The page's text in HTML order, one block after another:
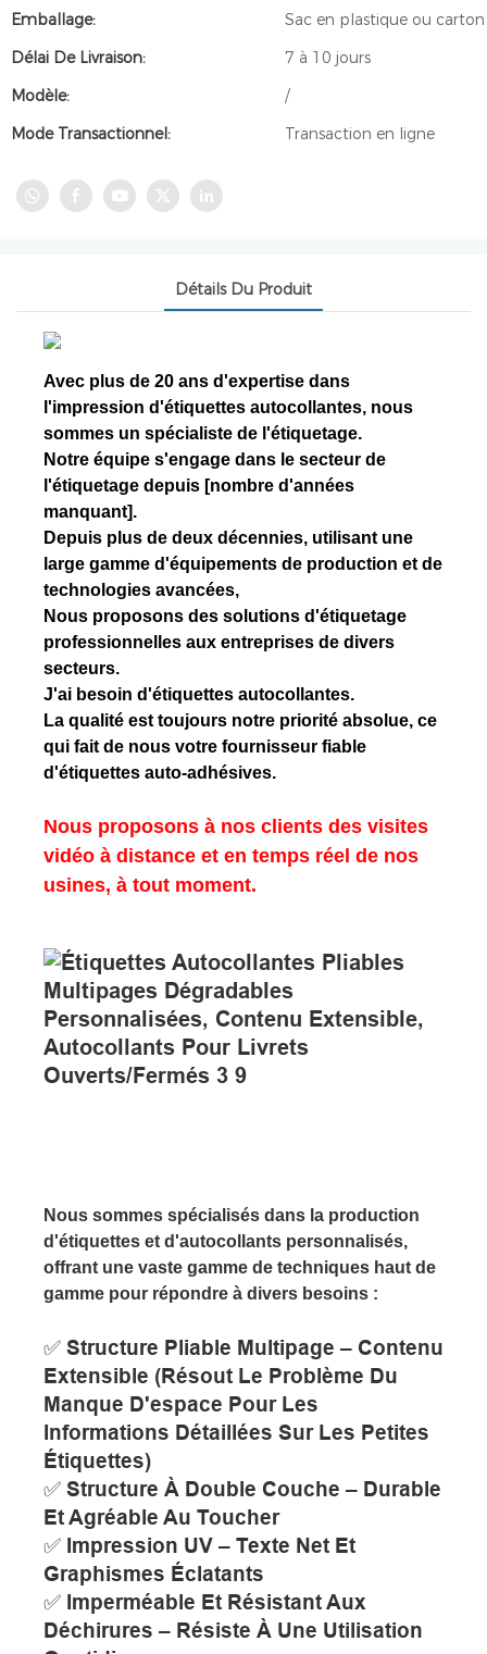
Emballage:
Sac en plastique ou carton
Délai De Livraison:
7 à 10 jours
Modèle:
/
Mode Transactionnel:
Transaction en ligne
Détails Du Produit
Avec plus de 20 ans d'expertise dans
l'impression d'étiquettes autocollantes, nous
sommes un spécialiste de l'étiquetage.
Notre équipe s'engage dans le secteur de
l'étiquetage depuis [nombre d'années
manquant].
Depuis plus de deux décennies, utilisant une
large gamme d'équipements de production et de
technologies avancées,
Nous proposons des solutions d'étiquetage
professionnelles aux entreprises de divers
secteurs.
J'ai besoin d'étiquettes autocollantes.
La qualité est toujours notre priorité absolue, ce
qui fait de nous votre fournisseur fiable
d'étiquettes auto-adhésives.
Nous proposons à nos clients des visites
vidéo à distance et en temps réel de nos
usines, à tout moment.
Nous sommes spécialisés dans la production
d'étiquettes et d'autocollants personnalisés,
offrant une vaste gamme de techniques haut de
gamme pour répondre à divers besoins :
✅ Structure Pliable Multipage – Contenu
Extensible (Résout Le Problème Du
Manque D'espace Pour Les
Informations Détaillées Sur Les Petites
Étiquettes)
✅ Structure À Double Couche – Durable
Et Agréable Au Toucher
✅ Impression UV – Texte Net Et
Graphismes Éclatants
✅ Imperméable Et Résistant Aux
Déchirures – Résiste À Une Utilisation